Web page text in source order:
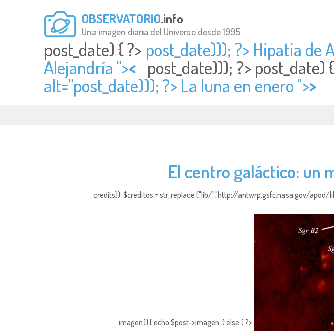
OBSERVATORIO.info
Una imagen diaria del Universo desde 1995
post_date) { ?> post_date))); ?> Hipatia de
Alejandría ">< post_date))); ?> post_date)
alt="post_date))); ?> La luna en enero ">>
El centro galáctico: un
credits)); $creditos = str_replace ("lib/","http://antwrp.gsfc.nasa.gov/apod/
imagen)) { echo $post->imagen; } else { ?>